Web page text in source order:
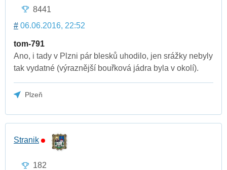
8441
# 06.06.2016, 22:52
tom-791
Ano, i tady v Plzni pár blesků uhodilo, jen srážky nebyly
tak vydatné (výraznější bouřková jádra byla v okolí).
Plzeň
Stranik
182